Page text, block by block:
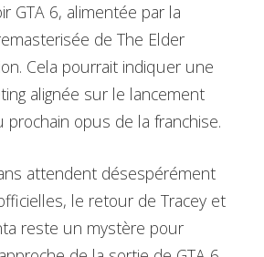
GTA 6, alimentée par la
de The Elder
Cela pourrait indiquer une
alignée sur le lancement
opus de la franchise.
attendent désespérément
le retour de Tracey et
reste un mystère pour